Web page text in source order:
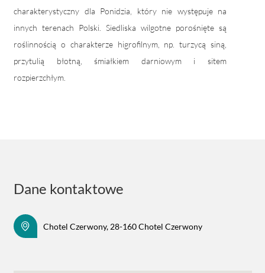
charakterystyczny dla Ponidzia, który nie występuje na
innych terenach Polski. Siedliska wilgotne porośnięte są
roślinnością o charakterze higrofilnym, np. turzycą siną,
przytulią błotną, śmiałkiem darniowym i sitem
rozpierzchłym.
Dane kontaktowe
Chotel Czerwony, 28-160 Chotel Czerwony